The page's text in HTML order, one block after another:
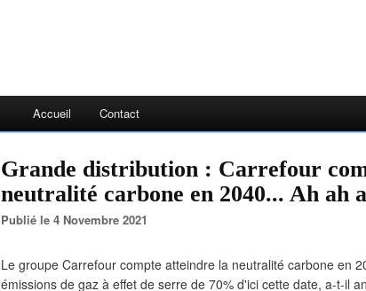
Accueil Contact
Grande distribution : Carrefour
neutralité carbone en 2040... Ah ah
Publié le 4 Novembre 2021
Le groupe Carrefour compte atteindre la neutralité carbone en
émissions de gaz à effet de serre de 70% d'ici cette date, a-t-il